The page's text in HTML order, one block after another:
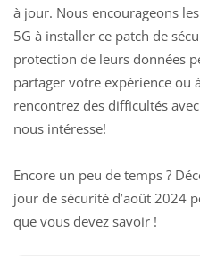
à jour. Nous encourageons
5G à installer ce patch de
protection de leurs données
partager votre expérience ou
rencontrez des difficultés
nous intéresse!
Encore un peu de temps ?
jour de sécurité d’août 2024
que vous devez savoir !